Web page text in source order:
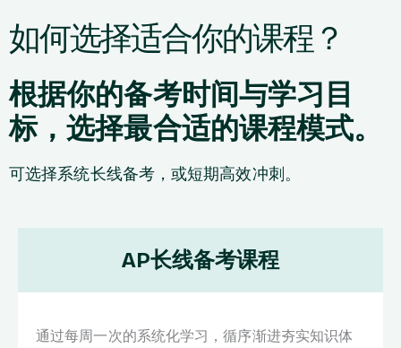
如何选择适合你的课程？
根据你的备考时间与学习目
标，选择最合适的课程模式。
可选择系统长线备考，或短期高效冲刺。
AP长线备考课程
通过每周一次的系统化学习，循序渐进夯实知识体